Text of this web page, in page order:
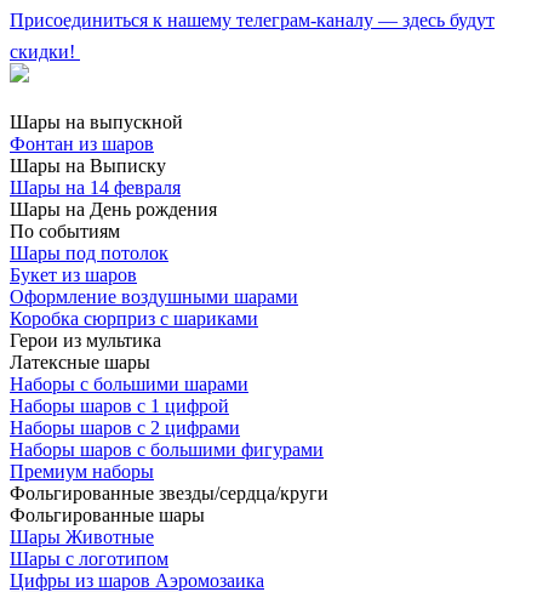
Присоединиться к нашему телеграм-каналу — здесь будут
скидки!
Шары на выпускной
Фонтан из шаров
Шары на Выписку
Шары на 14 февраля
Шары на День рождения
По событиям
Шары под потолок
Букет из шаров
Оформление воздушными шарами
Коробка сюрприз с шариками
Герои из мультика
Латексные шары
Наборы с большими шарами
Наборы шаров с 1 цифрой
Наборы шаров с 2 цифрами
Наборы шаров с большими фигурами
Премиум наборы
Фольгированные звезды/сердца/круги
Фольгированные шары
Шары Животные
Шары с логотипом
Цифры из шаров Аэромозаика